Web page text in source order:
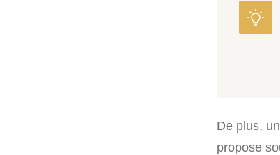
De plus,
propose